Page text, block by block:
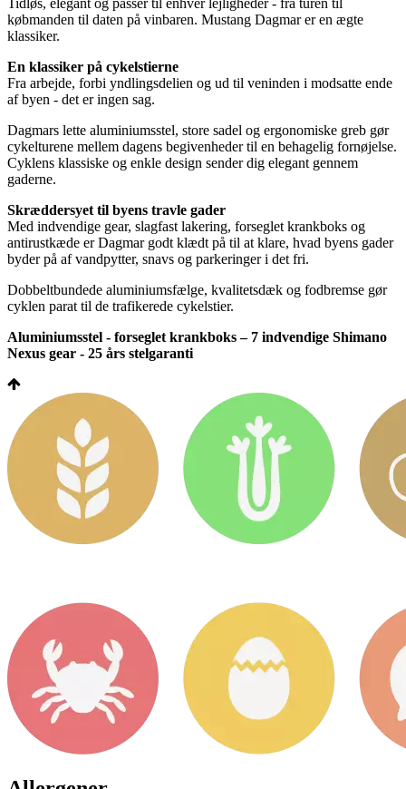
Tidløs, elegant og passer til enhver lejligheder - fra turen til
købmanden til daten på vinbaren. Mustang Dagmar er en ægte
klassiker.
En klassiker på cykelstierne
Fra arbejde, forbi yndlingsdelien og ud til veninden i modsatte ende
af byen - det er ingen sag.
Dagmars lette aluminiumsstel, store sadel og ergonomiske greb gør
cykelturene mellem dagens begivenheder til en behagelig fornøjelse.
Cyklens klassiske og enkle design sender dig elegant gennem
gaderne.
Skræddersyet til byens travle gader
Med indvendige gear, slagfast lakering, forseglet krankboks og
antirustkæde er Dagmar godt klædt på til at klare, hvad byens gader
byder på af vandpytter, snavs og parkeringer i det fri.
Dobbeltbundede aluminiumsfælge, kvalitetsdæk og fodbremse gør
cyklen parat til de trafikerede cykelstier.
Aluminiumsstel - forseglet krankboks – 7 indvendige Shimano
Nexus gear - 25 års stelgaranti